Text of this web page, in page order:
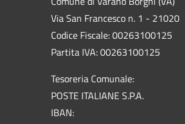
Via San Francesco n. 1 - 21020
Codice Fiscale: 00263100125
Partita IVA: 00263100125
Tesoreria Comunale:
POSTE ITALIANE S.P.A.
IBAN: